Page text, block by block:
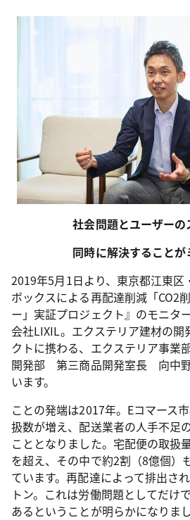
社会問題とユーザーの
同時に解決することが
2019年5月1日より、東京都江東
ボックスによる再配達削減「CO2
ー」実証プロジェクト』のモニタ
会社LIXIL。エクステリア建材の開
クトに携わる、エクステリア事
開発部 第三商品開発室長 向中
います。
ことの発端は2017年。Eコマース
扱数が増え、配送業者の人手不足
こととなりました。宅配便の取扱
を超え、その中で約2割（8億個）
ています。再配達によって排出さ
トン。これは労働問題としてだけ
あるということが明らかになりまし